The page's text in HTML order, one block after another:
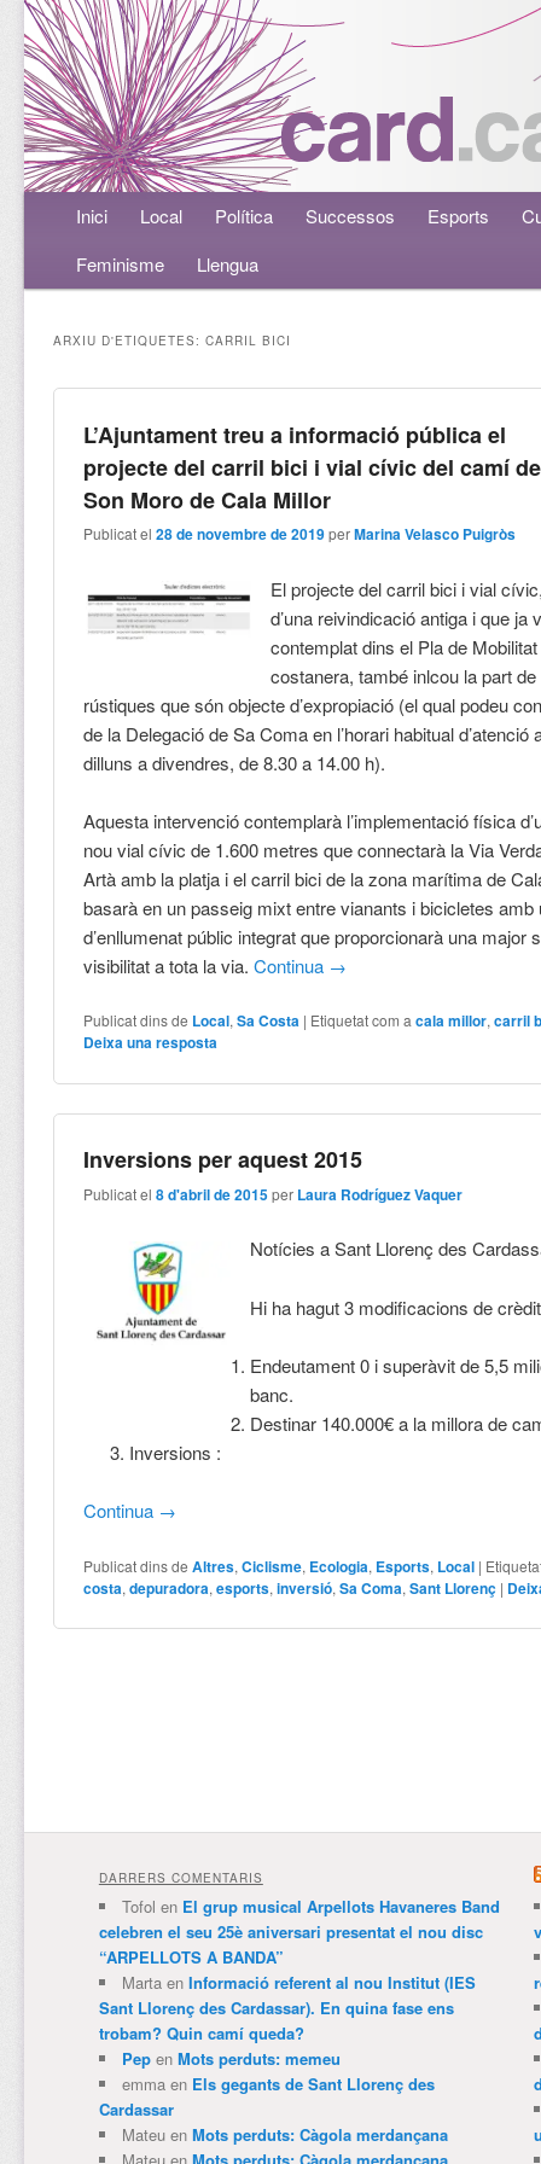
Menú principalAneu al contingut principal
Aneu al contingut secundari
Inici Local Política Successos Esports
Feminisme
Llengua
ARXIU D'ETIQUETES:CARRIL BICI
L’Ajuntament treu a informació pública el
projecte del carril bici i vial cívic del camí de
Son Moro de Cala Millor
Publicat el28 de novembre de 2019 perMarina Velasco Puigròs
El projecte del carril bici i vial
d’una reivindicació antiga i que ja
contemplat dins el Pla de
costanera, també inlcou la part de
rústiques que són objecte d’expropiació (el qual podeu
de la Delegació de Sa Coma en l’horari habitual d’atenció
dilluns a divendres, de 8.30 a 14.00 h).
Aquesta intervenció contemplarà l’implementació física
nou vial cívic de 1.600 metres que connectarà la Via
Artà amb la platja i el carril bici de la zona marítima de
basarà en un passeig mixt entre vianants i bicicletes
d’enllumenat públic integrat que proporcionarà una major
visibilitat a tota la via.Continua →
Publicat dins de Local,Sa Costa | Etiquetat com a cala millor,carril
Deixa una resposta
Inversions per aquest 2015
Publicat el8 d'abril de 2015 per Laura Rodríguez Vaquer
Notícies a Sant Llorenç des
Hi ha hagut 3 modificacions de
Endeutament 0 i superàvit de 5,5
banc.
Destinar 140.000€ a la millora de
Inversions :
Continua →
Publicat dins de Altres,Ciclisme, Ecologia, Esports, Local |
costa,depuradora,esports,inversió,Sa Coma,Sant Llorenç |
DARRERS COMENTARIS
Tofol en El grup musical Arpellots Havaneres Band
celebren el seu 25è aniversari presentat el nou disc
“ARPELLOTS A BANDA”
Martaen Informació referent al nou Institut (IES
Sant Llorenç des Cardassar). En quina fase ens
trobam? Quin camí queda?
Pepen Mots perduts: memeu
emmaen Els gegants de Sant Llorenç des
Cardassar
Mateuen Mots perduts: Càgola merdançana